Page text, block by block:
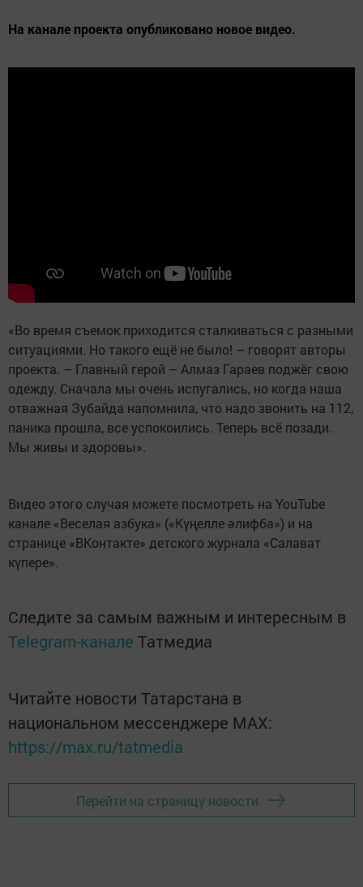
На канале проекта опубликовано новое видео.
«Во время съемок приходится сталкиваться с разными
ситуациями. Но такого ещё не было! – говорят авторы
проекта. – Главный герой – Алмаз Гараев поджёг свою
одежду. Сначала мы очень испугались, но когда наша
отважная Зубайда напомнила, что надо звонить на 112,
паника прошла, все успокоились. Теперь всё позади.
Мы живы и здоровы».
Видео этого случая можете посмотреть на YouTube
канале «Веселая азбука» («Күңелле әлифба») и на
странице «ВКонтакте» детского журнала «Салават
күпере».
Следите за самым важным и интересным в
Telegram-канале Татмедиа
Читайте новости Татарстана в
национальном мессенджере MАХ:
https://max.ru/tatmedia
Перейти на страницу новости